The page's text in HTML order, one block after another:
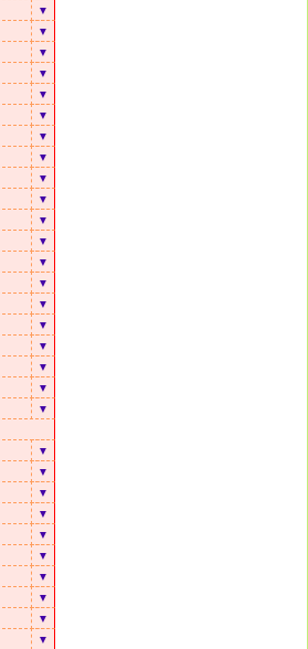
▼
▼
▼
▼
▼
▼
▼
▼
▼
▼
▼
▼
▼
▼
▼
▼
▼
▼
▼
▼
▼
▼
▼
▼
▼
▼
▼
▼
▼
▼